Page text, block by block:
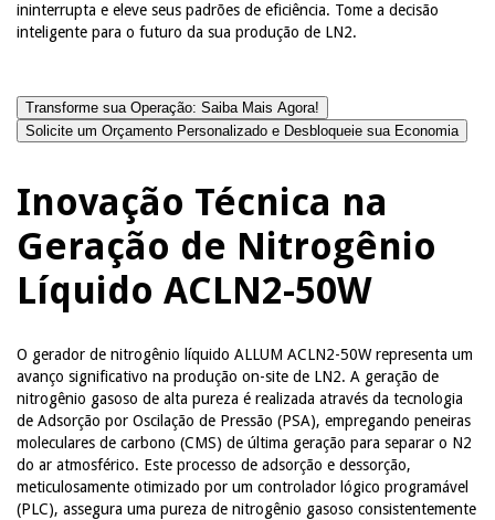
ininterrupta e eleve seus padrões de eficiência. Tome a decisão
inteligente para o futuro da sua produção de LN2.
Transforme sua Operação: Saiba Mais Agora!
Solicite um Orçamento Personalizado e Desbloqueie sua Economia
Inovação Técnica na
Geração de Nitrogênio
Líquido ACLN2-50W
O gerador de nitrogênio líquido ALLUM ACLN2-50W representa um
avanço significativo na produção on-site de LN2. A geração de
nitrogênio gasoso de alta pureza é realizada através da tecnologia
de Adsorção por Oscilação de Pressão (PSA), empregando peneiras
moleculares de carbono (CMS) de última geração para separar o N2
do ar atmosférico. Este processo de adsorção e dessorção,
meticulosamente otimizado por um controlador lógico programável
(PLC), assegura uma pureza de nitrogênio gasoso consistentemente